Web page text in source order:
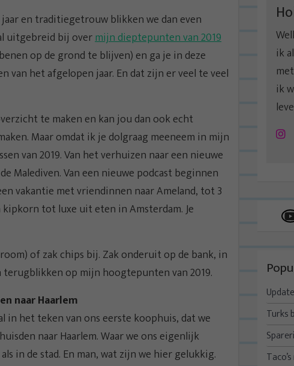
en traditiegetrouw blikken we dan even
uitgebreid bij overmijn dieptepunten van 2019
op de grond te blijven) en ga je in deze
het afgelopen jaar. En dat zijn er veel te veel
te maken en kan jou dan ook echt
Maar omdat ik je dolgraag meeneem in mijn
van 2019. Van het verhuizen naar een nieuwe
Malediven. Van een nieuwe podcast beginnen
vakantie met vriendinnen naar Ameland, tot 3
kipkorn tot luxe uit eten in Amsterdam. Je
of zak chips bij. Zak onderuit op de bank, in
op mijn hoogtepunten van 2019.
naar Haarlem
in het teken van ons eerste koophuis, dat we
naar Haarlem. Waar we ons eigenlijk
in de stad. En man, wat zijn we hier gelukkig.
ik
ik
Turks